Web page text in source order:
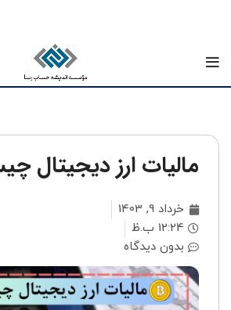
مالیات ارز دیجیتال
خرداد 9, 1403
12:24 ب.ظ
بدون دیدگاه